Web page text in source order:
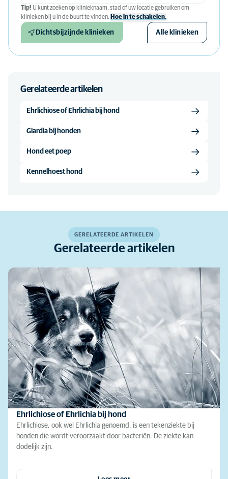
Tip! U kunt zoeken op klinieknaam, stad of uw locatie gebruiken om
klinieken bij u in de buurt te vinden. Hoe in te schakelen.
Dichtsbijzijnde klinieken Alle klinieken
Gerelateerde artikelen
Ehrlichiose of Ehrlichia bij hond
Giardia bij honden
Hond eet poep
Kennelhoest hond
GERELATEERDE ARTIKELEN
Gerelateerde artikelen
Ehrlichiose of Ehrlichia bij hond
Ehrlichiose, ook wel Ehrlichia genoemd, is een tekenziekte bij
honden die wordt veroorzaakt door bacteriën. De ziekte kan
dodelijk zijn.